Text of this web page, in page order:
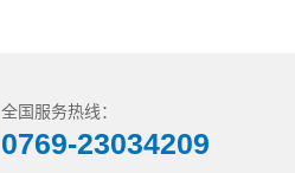
全国服务热线：
0769-23034209